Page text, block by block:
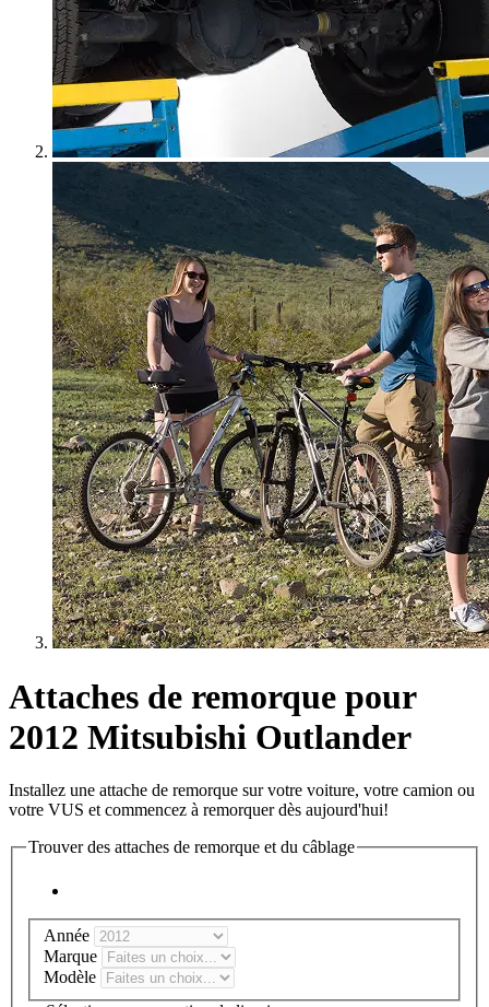
Attaches de remorque pour
2012 Mitsubishi Outlander
Installez une attache de remorque sur votre voiture, votre camion ou
votre VUS et commencez à remorquer dès aujourd'hui!
Trouver des attaches de remorque et du câblage
Année
Marque
Modèle